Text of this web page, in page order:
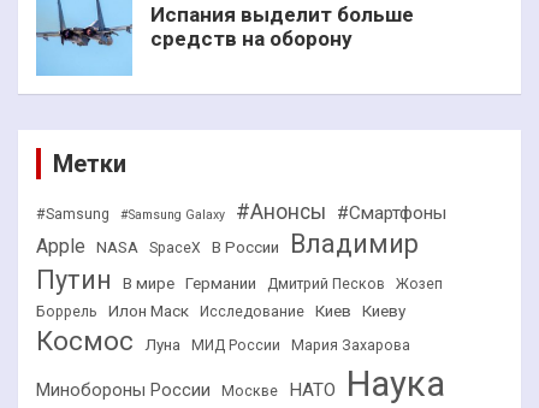
Испания выделит больше
средств на оборону
Метки
#Samsung #Samsung Galaxy #Анонсы #Смартфоны
Apple NASA SpaceX В России
Владимир
Путин
В мире Германии Дмитрий Песков
Жозеп
Боррель
Илон Маск Исследование Киев Киеву
Космос Луна МИД России Мария Захарова
Минобороны России Москве НАТО Наука